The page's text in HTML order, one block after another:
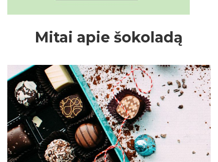
Mitai apie šokoladą